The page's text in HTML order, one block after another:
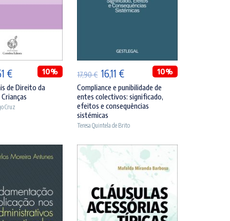
€O
preço
atual
10%
de Direito da
Cruz
17,90€ O
preço
original
era:
17,90 €.
16,11 €O
preço
atual
16,11 €.
10%
Compliance e punibilidade de
entes colectivos: significado,
efeitos e consequências
sistémicas
Teresa Quintela de Brito